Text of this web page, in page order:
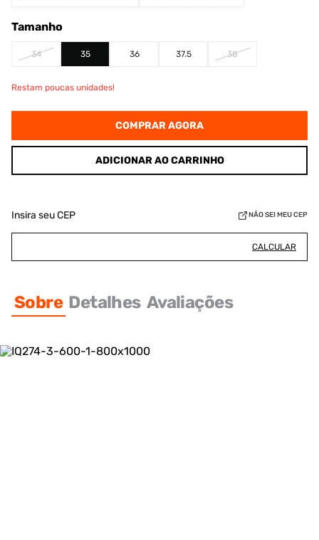
Tamanho
34 35 36 37.5 38
Restam poucas unidades!
COMPRAR AGORA
ADICIONAR AO CARRINHO
Insira seu CEP NÃO SEI MEU CEP
CALCULAR
Sobre Detalhes Avaliações